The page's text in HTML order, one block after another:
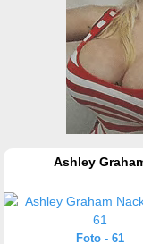
Ashley
Foto - 61